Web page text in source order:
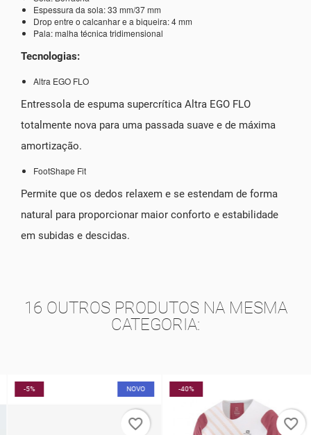
Espessura da sola: 33 mm/37 mm
Drop entre o calcanhar e a biqueira: 4 mm
Pala: malha técnica tridimensional
Tecnologias:
Altra EGO FLO
Entressola de espuma supercrítica Altra EGO FLO
totalmente nova para uma passada suave e de máxima
amortização.
FootShape Fit
Permite que os dedos relaxem e se estendam de forma
natural para proporcionar maior conforto e estabilidade
em subidas e descidas.
16 OUTROS PRODUTOS NA MESMA
CATEGORIA:
-5% NOVO
favorite_border
-40%
favorite_border